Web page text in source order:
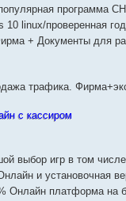
программа
10 linux/проверенная
+ Документы для
трафика.
с кассиром
выбор игр в том
и установочная
Онлайн платформа на